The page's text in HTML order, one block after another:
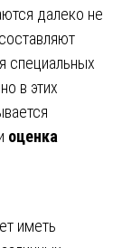
далеко не
специальных
в этих
оценка
иметь